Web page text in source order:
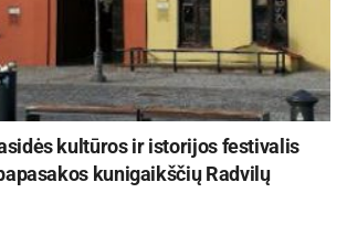
kultūros ir istorijos festivalis
kunigaikščių Radvilų